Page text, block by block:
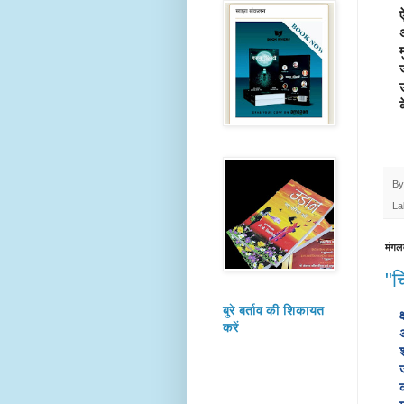
बुरे बर्ताव की शिकायत
करें